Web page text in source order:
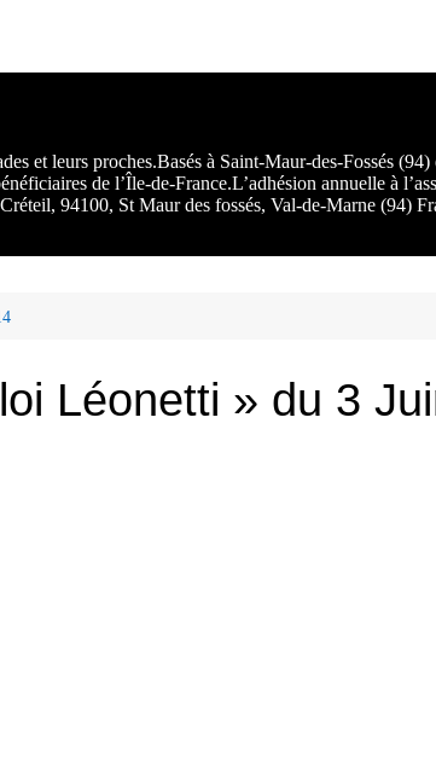
et leurs proches.Basés à Saint-Maur-des-Fossés (94)
de l’Île-de-France.L’adhésion annuelle à
94100, St Maur des fossés, Val-de-Marne (94)
Léonetti » du 3